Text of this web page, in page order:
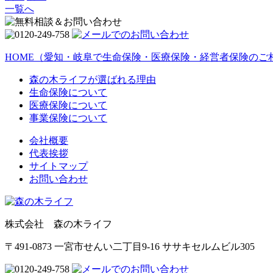
一覧へ
HOME （愛知・岐阜で生命保険・医療保険・経営者保険のご
森の木ライフが選ばれる理由
生命保険について
医療保険について
事業保険について
会社概要
代表挨拶
サイトマップ
お問い合わせ
株式会社 森の木ライフ
〒491-0873 一宮市せんい二丁目9-16 ササキセルムビル305